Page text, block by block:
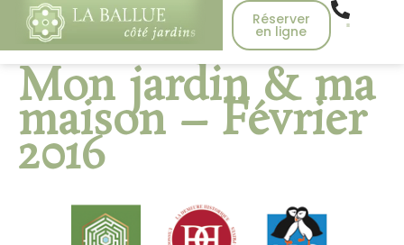
Réserver
en ligne
Mon jardin & ma
maison – Février
2016